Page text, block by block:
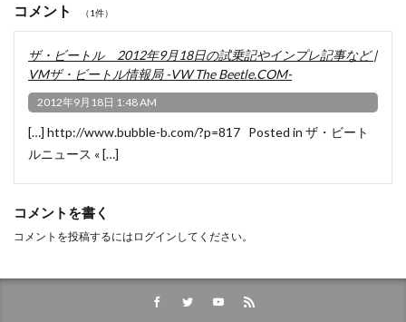
コメント （1件）
ザ・ビートル 2012年9月18日の試乗記やインプレ記事など |
VMザ・ビートル情報局 -VW The Beetle.COM-
2012年9月18日 1:48 AM
[…] http://www.bubble-b.com/?p=817 Posted in ザ・ビート
ルニュース « […]
コメントを書く
コメントを投稿するには ログイン してください。